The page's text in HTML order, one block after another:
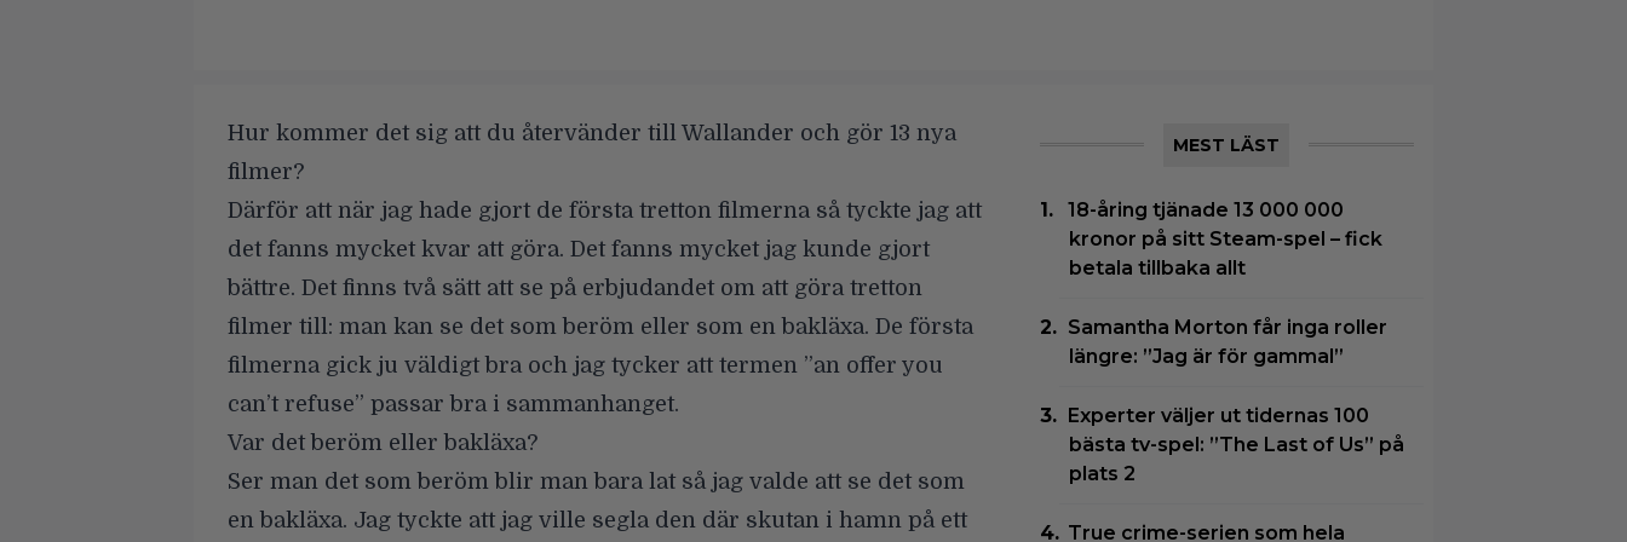
Hur kommer det sig att du återvänder till Wallander och gör 13 nya
filmer?
Därför att när jag hade gjort de första tretton filmerna så tyckte jag att
det fanns mycket kvar att göra. Det fanns mycket jag kunde gjort
bättre. Det finns två sätt att se på erbjudandet om att göra tretton
filmer till: man kan se det som beröm eller som en bakläxa. De första
filmerna gick ju väldigt bra och jag tycker att termen ”an offer you
can’t refuse” passar bra i sammanhanget.
Var det beröm eller bakläxa?
Ser man det som beröm blir man bara lat så jag valde att se det som
en bakläxa. Jag tyckte att jag ville segla den där skutan i hamn på ett
MEST LÄST
18-åring tjänade 13 000 000
kronor på sitt Steam-spel – fick
betala tillbaka allt
Samantha Morton får inga roller
längre: ”Jag är för gammal”
Experter väljer ut tidernas 100
bästa tv-spel: ”The Last of Us” på
plats 2
True crime-serien som hela